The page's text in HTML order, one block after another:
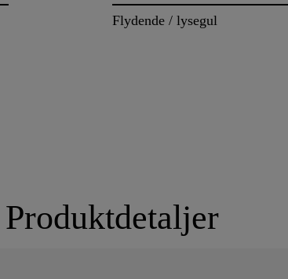
Flydende / lysegul
Produktdetaljer